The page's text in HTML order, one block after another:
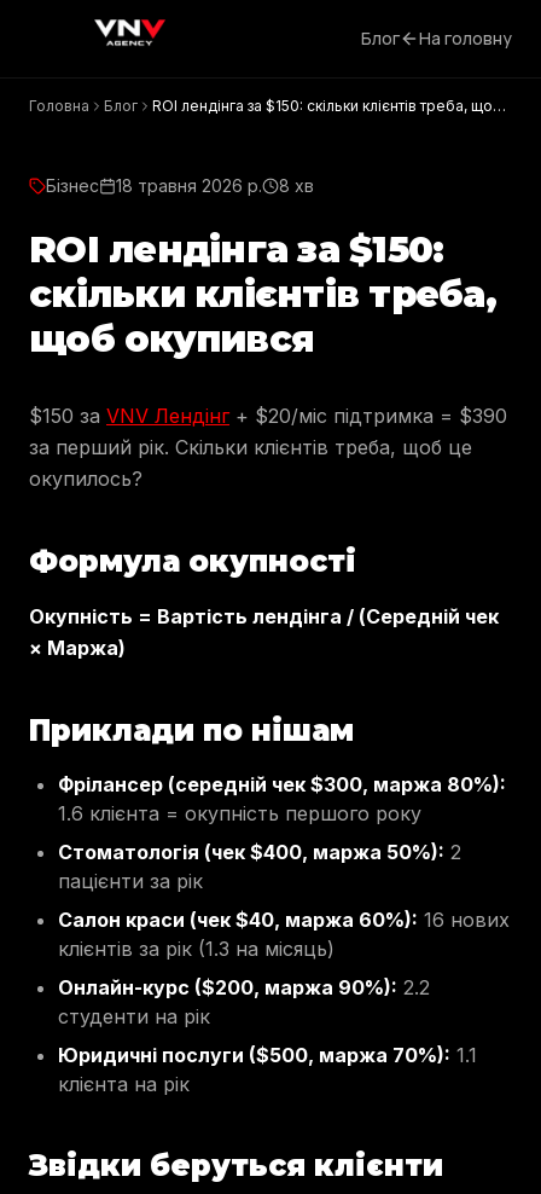
Блог На головну
Головна Блог
ROI лендінга за $150: скільки клієнтів треба, щоб
Бізнес 18 травня 2026 р. 8 хв
ROI лендінга за $150:
скільки клієнтів треба,
щоб окупився
$150 за VNV Лендінг+ $20/міс підтримка = $390
за перший рік. Скільки клієнтів треба, щоб це
окупилось?
Формула окупності
Окупність = Вартість лендінга / (Середній чек
× Маржа)
Приклади по нішам
Фрілансер (середній чек $300, маржа 80%):
1.6 клієнта = окупність першого року
Стоматологія (чек $400, маржа 50%): 2
пацієнти за рік
Салон краси (чек $40, маржа 60%): 16 нових
клієнтів за рік (1.3 на місяць)
Онлайн-курс ($200, маржа 90%): 2.2
студенти на рік
Юридичні послуги ($500, маржа 70%): 1.1
клієнта на рік
Звідки беруться клієнти